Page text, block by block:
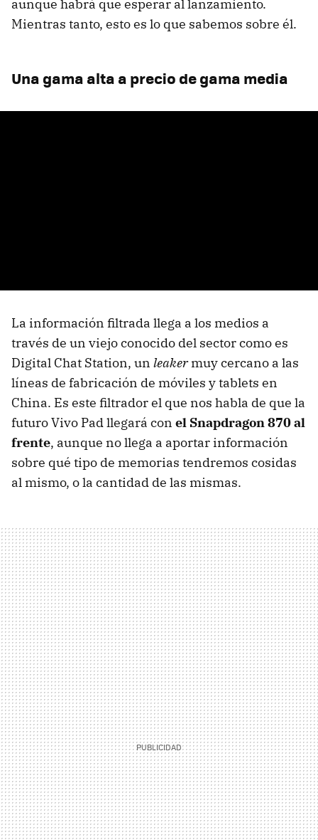
aunque habrá que esperar al lanzamiento.
Mientras tanto, esto es lo que sabemos sobre él.
Una gama alta a precio de gama media
La información filtrada llega a los medios a
través de un viejo conocido del sector como es
Digital Chat Station, un leakermuy cercano a las
líneas de fabricación de móviles y tablets en
China. Es este filtrador el que nos habla de que la
futuro Vivo Pad llegará con el Snapdragon 870 al
frente, aunque no llega a aportar información
sobre qué tipo de memorias tendremos cosidas
al mismo, o la cantidad de las mismas.